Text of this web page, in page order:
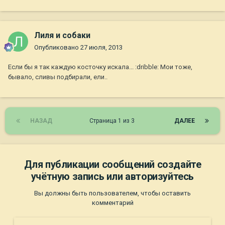
Лиля и собаки
Опубликовано 27 июля, 2013
Если бы я так каждую косточку искала... :dribble: Мои тоже,
бывало, сливы подбирали, ели..
НАЗАД ДАЛЕЕ
Страница 1 из 3
Для публикации сообщений создайте
учётную запись или авторизуйтесь
Вы должны быть пользователем, чтобы оставить
комментарий